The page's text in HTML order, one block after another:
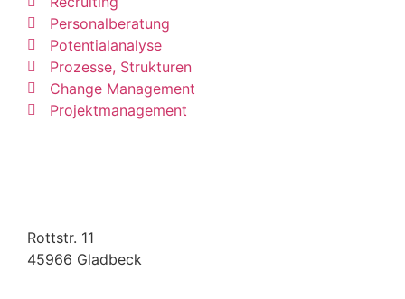
Personalberatung
Potentialanalyse
Prozesse, Strukturen
Change Management
Projektmanagement
Rottstr. 11
45966 Gladbeck